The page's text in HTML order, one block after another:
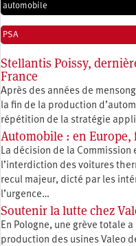
automobile
PSA
Stellantis Poissy,
France
Après des années de
la fin de la production
répétition de la stratégie
Automobile : en Europe,
La décision de la
l’interdiction des voitures
recul majeur, dicté par les
l’urgence…
Soutenir la lutte chez
En Pologne, une grève totale
production des usines Valeo